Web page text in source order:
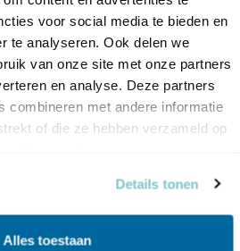
voor social media te bieden en
te analyseren. Ook delen we
van onze site met onze partners
en analyse. Deze partners
combineren met andere informatie
of die ze hebben verzameld op
Details tonen
Alles toestaan
VAN TONY NUNNERY
Marc Guyt een black out: